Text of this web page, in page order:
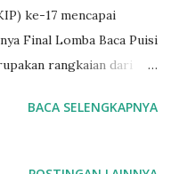
ke-17 mencapai
Final Lomba Baca Puisi
rangkaian dari
sekitar 13.30 WIB.
BACA SELENGKAPNYA